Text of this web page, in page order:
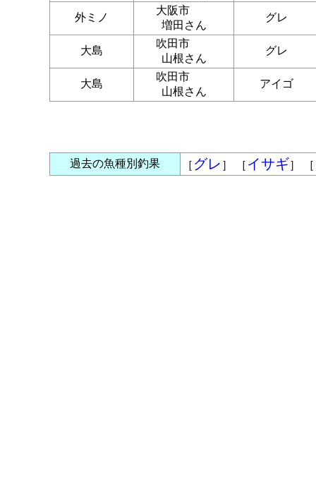
外ミノ
大阪市
増田さん
グレ
大島
吹田市
山根さん
グレ
大島
吹田市
山根さん
アイゴ
過去の魚種別釣果 ［ グレ ］ ［ イサギ］ ［